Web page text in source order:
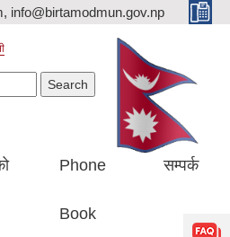
info@birtamodmun.gov.np
Phone
Book
सम्पर्क